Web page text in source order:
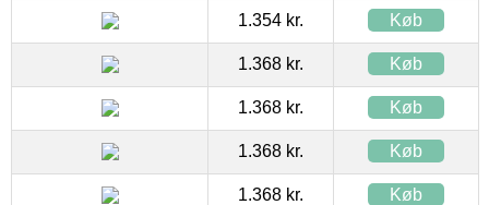
1.354 kr. Køb
1.368 kr. Køb
1.368 kr. Køb
1.368 kr. Køb
1.368 kr. Køb